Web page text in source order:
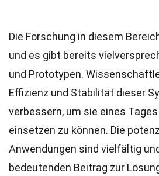
Die Forschung in diesem
und es gibt bereits
und Prototypen.
Effizienz und Stabilität dieser
verbessern, um sie eines
einsetzen zu können. Die
Anwendungen sind vielfältig
bedeutenden Beitrag zur